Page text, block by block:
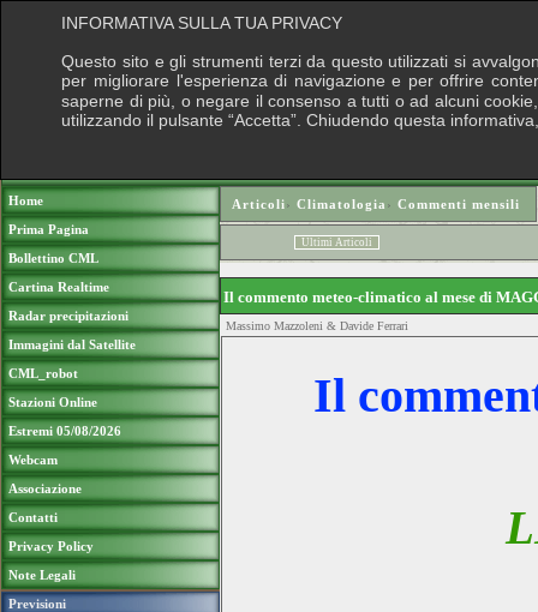
Home
Prima Pagina
Bollettino CML
Cartina Realtime
Radar precipitazioni
Immagini dal Satellite
CML_robot
Stazioni Online
Estremi 05/08/2026
Webcam
Associazione
Contatti
Privacy Policy
Note Legali
Previsioni
Articoli› Climatologia › Commenti mensili
Ultimi Articoli
Il commento meteo-climatico al mese di
Massimo Mazzoleni & Davide Ferrari
Il
INFORMATIVA SULLA TUA PRIVACY
Questo sito e gli strumenti terzi da questo utilizzati si
per migliorare l'esperienza di navigazione e per offrire
saperne di più, o negare il consenso a tutti o ad alcuni
utilizzando il pulsante “Accetta”. Chiudendo questa